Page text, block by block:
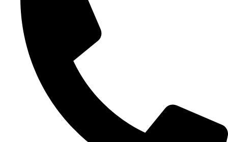
Бесплатный звонок
info@steelproplus.ru